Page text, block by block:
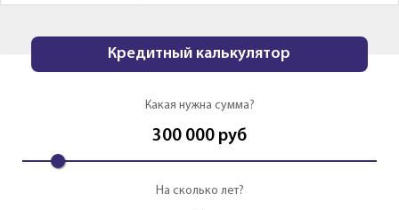
Кредитный калькулятор
Какая нужна сумма?
300 000 руб
На сколько лет?